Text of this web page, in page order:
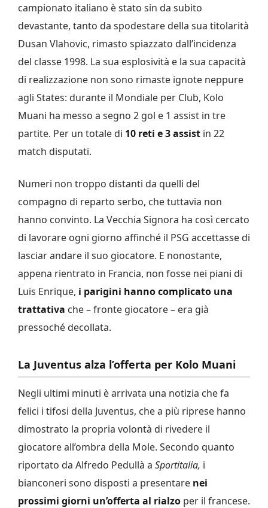
campionato italiano è stato sin da subito
devastante, tanto da spodestare della sua titolarità
Dusan Vlahovic, rimasto spiazzato dall’incidenza
del classe 1998. La sua esplosività e la sua capacità
di realizzazione non sono rimaste ignote neppure
agli States: durante il Mondiale per Club, Kolo
Muani ha messo a segno 2 gol e 1 assist in tre
partite. Per un totale di 10 reti e 3 assist in 22
match disputati.
Numeri non troppo distanti da quelli del
compagno di reparto serbo, che tuttavia non
hanno convinto. La Vecchia Signora ha così cercato
di lavorare ogni giorno affinché il PSG accettasse di
lasciar andare il suo giocatore. E nonostante,
appena rientrato in Francia, non fosse nei piani di
Luis Enrique, i parigini hanno complicato una
trattativa che – fronte giocatore – era già
pressoché decollata.
La Juventus alza l’offerta per Kolo Muani
Negli ultimi minuti è arrivata una notizia che fa
felici i tifosi della Juventus, che a più riprese hanno
dimostrato la propria volontà di rivedere il
giocatore all’ombra della Mole. Secondo quanto
riportato da Alfredo Pedullà a Sportitalia, i
bianconeri sono disposti a presentare nei
prossimi giorni un’offerta al rialzo per il francese.